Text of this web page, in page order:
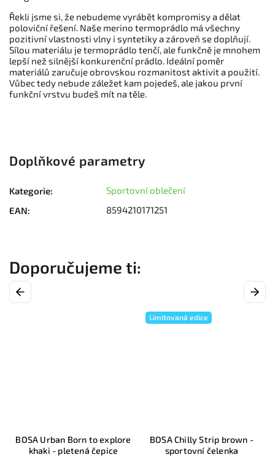
Řekli jsme si, že nebudeme vyrábět kompromisy a dělat
poloviční řešení. Naše merino termoprádlo má všechny
pozitivní vlastnosti vlny i syntetiky a zároveň se doplňují.
Sílou materiálu je termoprádlo tenčí, ale funkčně je mnohem
lepší než silnější konkurenční prádlo. Ideální poměr
materiálů zaručuje obrovskou rozmanitost aktivit a použití.
Vůbec tedy nebude záležet kam pojedeš, ale jakou první
funkční vrstvu budeš mít na těle.
Doplňkové parametry
Kategorie:
Sportovní oblečení
EAN: 8594210171251
Previous
BOSA Urban Born to explore
khaki - pletená čepice
Limitovaná edice
BOSA Chilly Strip brown -
sportovní čelenka
Next